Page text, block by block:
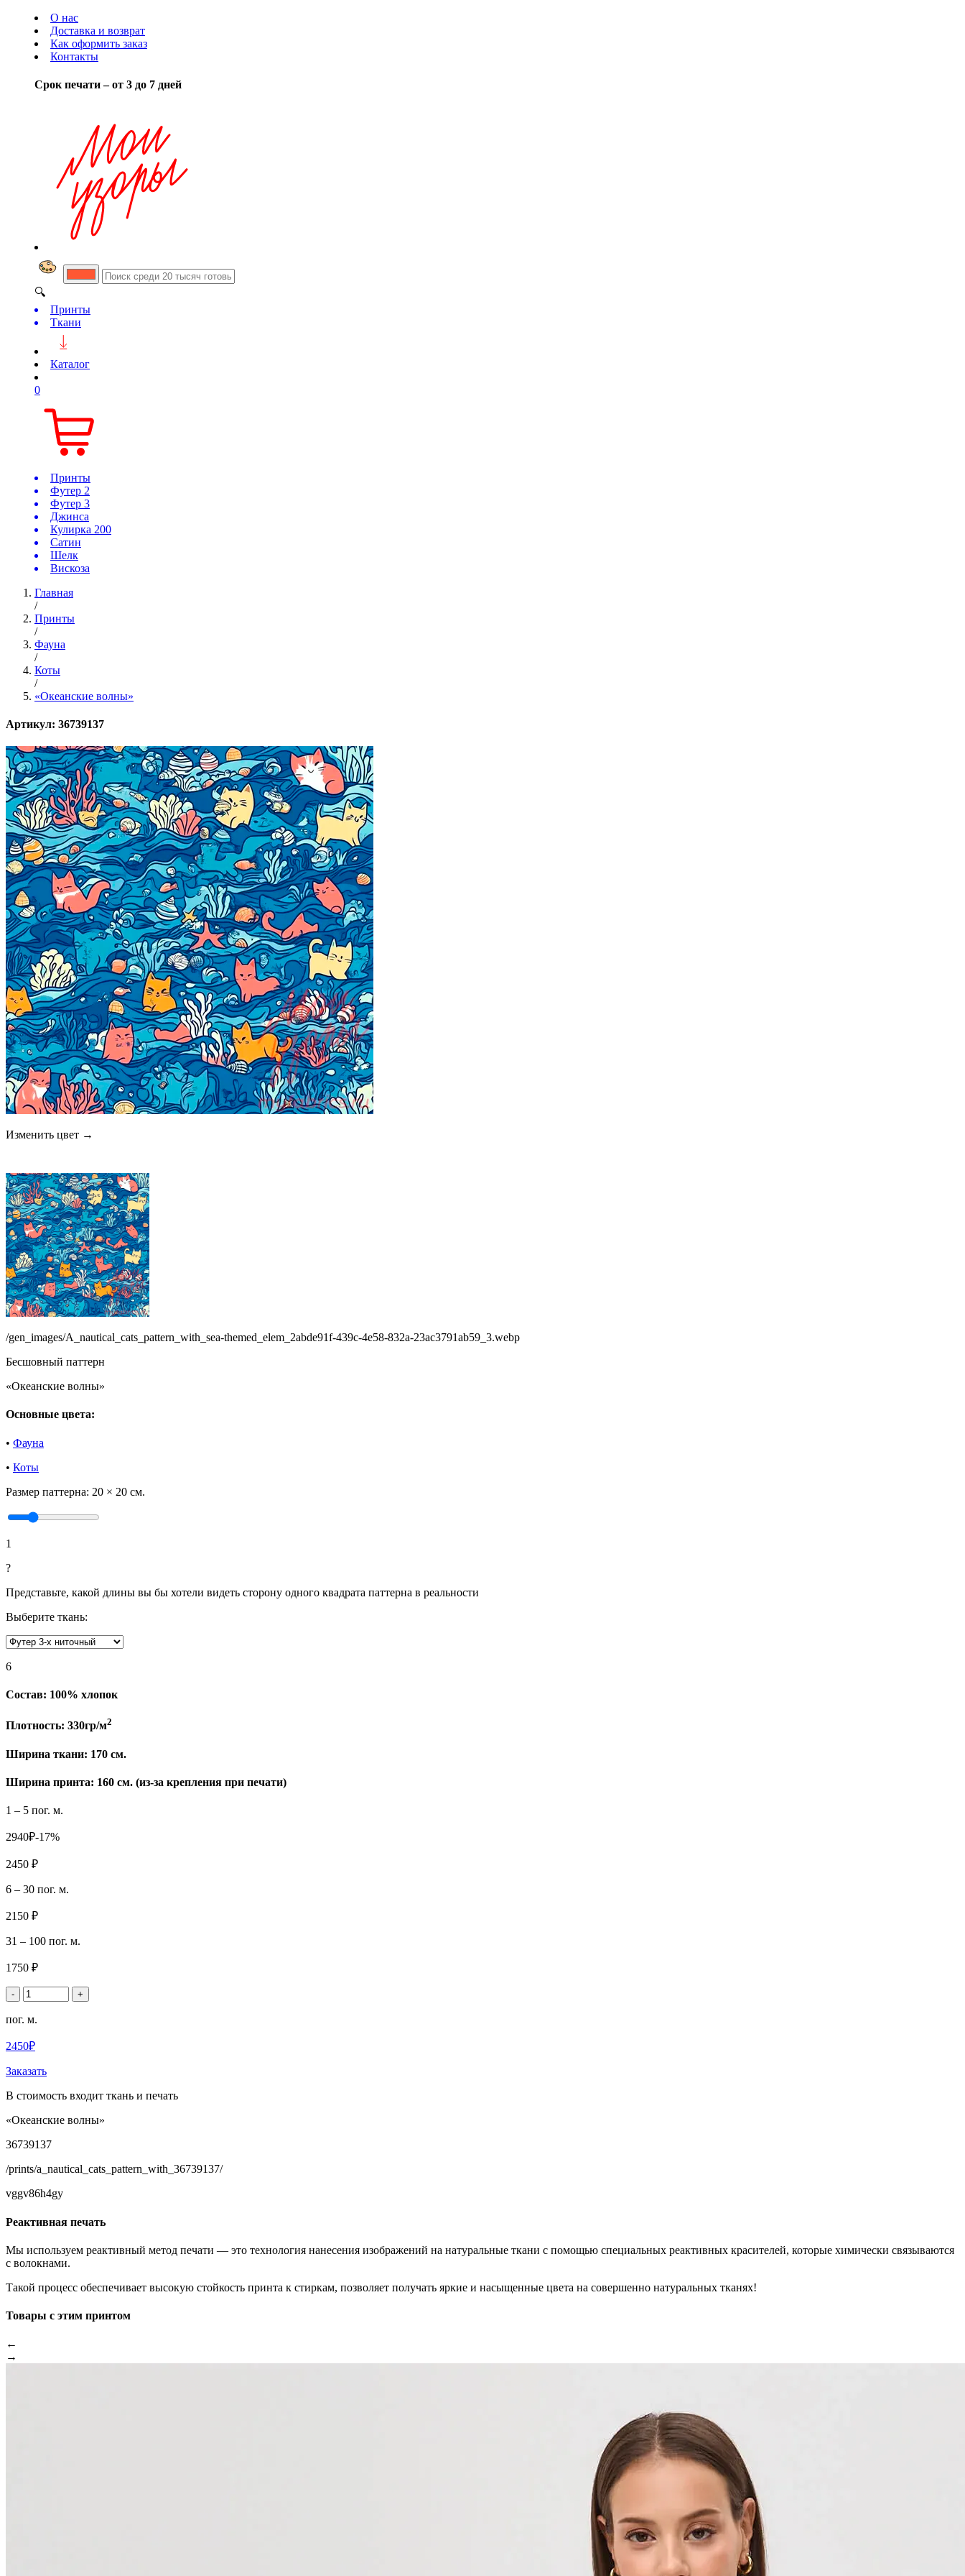
О нас
Доставка и возврат
Как оформить заказ
Контакты
Срок печати – от 3 до 7 дней
🔍
Принты
Ткани
Каталог
0
Принты
Футер 2
Футер 3
Джинса
Кулирка 200
Сатин
Шелк
Вискоза
Главная
/
Принты
/
Фауна
/
Коты
/
«Океанские волны»
Артикул: 36739137
Изменить цвет →
/gen_images/A_nautical_cats_pattern_with_sea-themed_elem_2abde91f-439c-4e58-832a-23ac3791ab59_3.webp
Бесшовный паттерн
«Океанские волны»
Основные цвета:
• Фауна
• Коты
Размер паттерна: 20 × 20 см.
1
?
Представьте, какой длины вы бы хотели видеть сторону одного квадрата паттерна в реальности
Выберите ткань:
6
Состав: 100% хлопок
Плотность: 330гр/м2
Ширина ткани: 170 см.
Ширина принта: 160 см. (из-за крепления при печати)
1 – 5 пог. м.
2940₽-17%
2450 ₽
6 – 30 пог. м.
2150 ₽
31 – 100 пог. м.
1750 ₽
- +
пог. м.
2450₽
Заказать
В стоимость входит ткань и печать
«Океанские волны»
36739137
/prints/a_nautical_cats_pattern_with_36739137/
vggv86h4gy
Реактивная печать
Мы используем реактивный метод печати — это технология нанесения изображений на натуральные ткани с помощью специальных реактивных красителей, которые химически связываются
с волокнами.
Такой процесс обеспечивает высокую стойкость принта к стиркам, позволяет получать яркие и насыщенные цвета на совершенно натуральных тканях!
Товары с этим принтом
←
→